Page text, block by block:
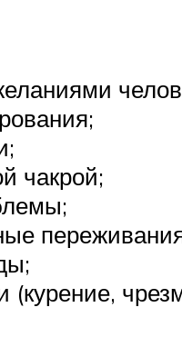
чакрой;